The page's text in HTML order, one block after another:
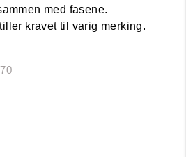
med fasene.
kravet til varig merking.